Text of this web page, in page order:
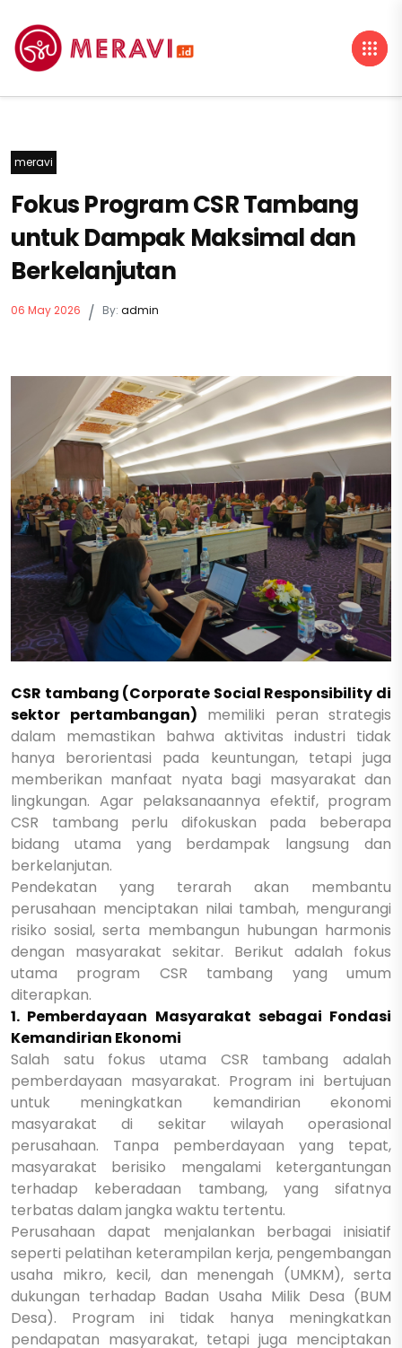
meravi
Fokus Program CSR Tambang
untuk Dampak Maksimal dan
Berkelanjutan
06 May 2026 / By: admin
CSR tambang (Corporate Social Responsibility di
sektor pertambangan) memiliki peran strategis
dalam memastikan bahwa aktivitas industri tidak
hanya berorientasi pada keuntungan, tetapi juga
memberikan manfaat nyata bagi masyarakat dan
lingkungan. Agar pelaksanaannya efektif, program
CSR tambang perlu difokuskan pada beberapa
bidang utama yang berdampak langsung dan
berkelanjutan.
Pendekatan yang terarah akan membantu
perusahaan menciptakan nilai tambah, mengurangi
risiko sosial, serta membangun hubungan harmonis
dengan masyarakat sekitar. Berikut adalah fokus
utama program CSR tambang yang umum
diterapkan.
1. Pemberdayaan Masyarakat sebagai Fondasi
Kemandirian Ekonomi
Salah satu fokus utama CSR tambang adalah
pemberdayaan masyarakat. Program ini bertujuan
untuk meningkatkan kemandirian ekonomi
masyarakat di sekitar wilayah operasional
perusahaan. Tanpa pemberdayaan yang tepat,
masyarakat berisiko mengalami ketergantungan
terhadap keberadaan tambang, yang sifatnya
terbatas dalam jangka waktu tertentu.
Perusahaan dapat menjalankan berbagai inisiatif
seperti pelatihan keterampilan kerja, pengembangan
usaha mikro, kecil, dan menengah (UMKM), serta
dukungan terhadap Badan Usaha Milik Desa (BUM
Desa). Program ini tidak hanya meningkatkan
pendapatan masyarakat, tetapi juga menciptakan